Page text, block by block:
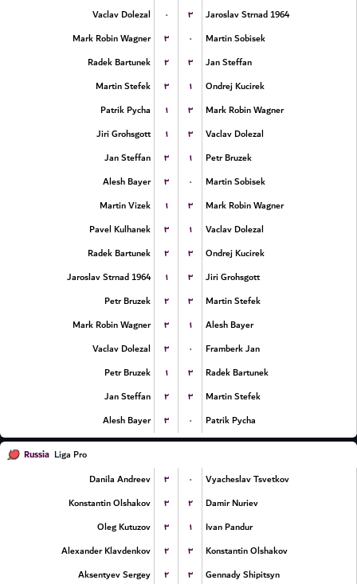
Vaclav Dolezal
۰ ۳
Jaroslav Strnad 1964
Mark Robin Wagner
۳ ۰
Martin Sobisek
Radek Bartunek
۲ ۳
Jan Steffan
Martin Stefek
۳ ۱
Ondrej Kucirek
Patrik Pycha
۱ ۳
Mark Robin Wagner
Jiri Grohsgott
۱ ۳
Vaclav Dolezal
Jan Steffan
۳ ۱
Petr Bruzek
Alesh Bayer
۳ ۰
Martin Sobisek
Martin Vizek
۱ ۳
Mark Robin Wagner
Pavel Kulhanek
۳ ۱
Vaclav Dolezal
Radek Bartunek
۲ ۳
Ondrej Kucirek
Jaroslav Strnad 1964
۱ ۳
Jiri Grohsgott
Petr Bruzek
۲ ۳
Martin Stefek
Mark Robin Wagner
۳ ۱
Alesh Bayer
Vaclav Dolezal
۳ ۰
Framberk Jan
Petr Bruzek
۱ ۳
Radek Bartunek
Jan Steffan
۲ ۳
Martin Stefek
Alesh Bayer
۳ ۰ Patrik Pycha
Russia Liga Pro
Danila Andreev
۳ ۰
Vyacheslav Tsvetkov
Konstantin Olshakov
۳ ۲
Damir Nuriev
Oleg Kutuzov
۳ ۱
Ivan Pandur
Alexander Klavdenkov
۲ ۳
Konstantin Olshakov
Aksentyev Sergey
۲ ۳
Gennady Shipitsyn